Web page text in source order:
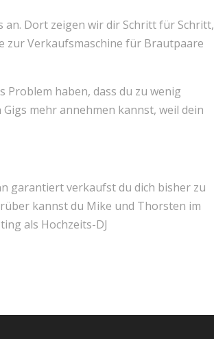
an. Dort zeigen wir dir Schritt für Schritt,
zur Verkaufsmaschine für Brautpaare
haben, dass du zu wenig
mehr annehmen kannst, weil dein
garantiert verkaufst du dich bisher zu
kannst du Mike und Thorsten im